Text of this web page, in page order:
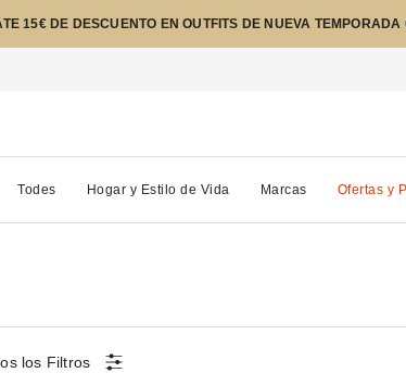
15€ DE DESCUENTO EN OUTFITS DE NUEVA TEMPORADA
Todes Hogar y Estilo de Vida Marcas Ofertas y
los Filtros